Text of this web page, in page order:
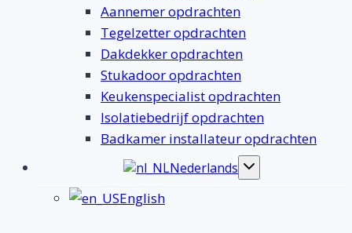
Aannemer opdrachten
Tegelzetter opdrachten
Dakdekker opdrachten
Stukadoor opdrachten
Keukenspecialist opdrachten
Isolatiebedrijf opdrachten
Badkamer installateur opdrachten
Nederlands
Toggle
English